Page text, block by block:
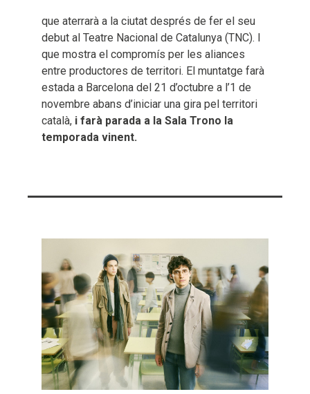
que aterrarà a la ciutat després de fer el seu
debut al Teatre Nacional de Catalunya (TNC). I
que mostra el compromís per les aliances
entre productores de territori. El muntatge farà
estada a Barcelona del 21 d’octubre a l’1 de
novembre abans d’iniciar una gira pel territori
català, i farà parada a la Sala Trono la
temporada vinent.